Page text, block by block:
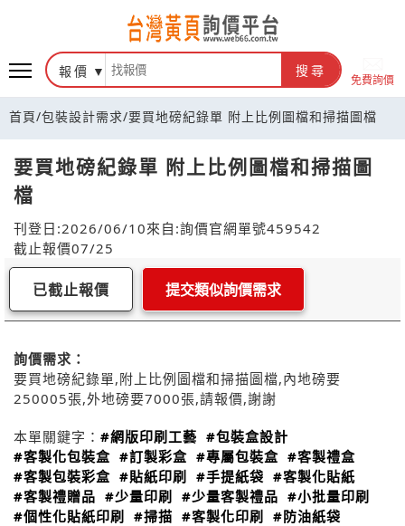
報價 搜尋
免費詢價
首頁/包裝設計需求/要買地磅紀錄單 附上比例圖檔和掃描圖檔
要買地磅紀錄單 附上比例圖檔和掃描圖
檔
刊登日:2026/06/10來自:詢價官網單號459542
截止報價07/25
已截止報價 提交類似詢價需求
詢價需求：
要買地磅紀錄單,附上比例圖檔和掃描圖檔,內地磅要
250005張,外地磅要7000張,請報價,謝謝
本單關鍵字： #網版印刷工藝 #包裝盒設計
#客製化包裝盒 #訂製彩盒 #專屬包裝盒 #客製禮盒
#客製包裝彩盒 #貼紙印刷 #手提紙袋 #客製化貼紙
#客製禮贈品 #少量印刷 #少量客製禮品 #小批量印刷
#個性化貼紙印刷
#掃描 #客製化印刷
#防油紙袋